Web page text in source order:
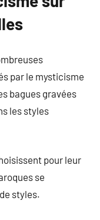
par le mysticisme
bagues gravées
les styles
pour leur
se
styles.